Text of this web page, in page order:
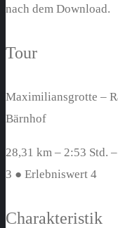
nach dem Download.
Tour
Maximiliansgrotte –
Bärnhof
28,31 km – 2:53 Std.
3 ● Erlebniswert 4
Charakteristik